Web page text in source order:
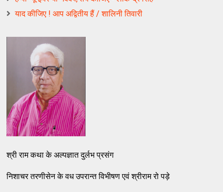
याद कीजिए ! आप अद्वितीय हैं / शालिनी तिवारी
श्री राम कथा के अल्पज्ञात दुर्लभ प्रसंग
निशाचर तरणीसेन के वध उपरान्त विभीषण एवं श्रीराम रो पड़े